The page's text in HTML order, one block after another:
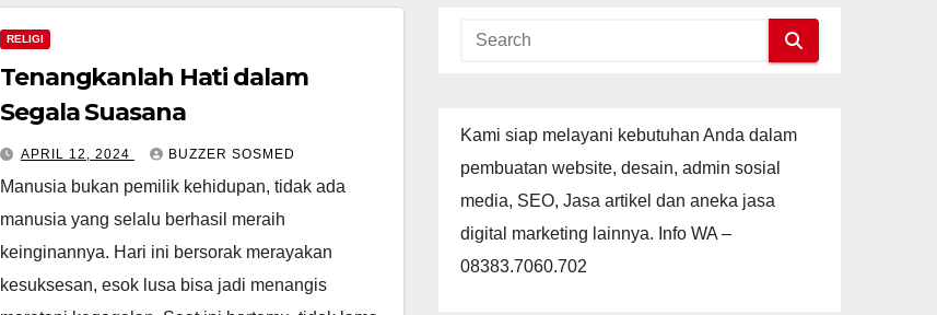
RELIGI
Tenangkanlah Hati dalam
Segala Suasana
APRIL 12, 2024 BUZZER SOSMED
Manusia bukan pemilik kehidupan, tidak ada
manusia yang selalu berhasil meraih
keinginannya. Hari ini bersorak merayakan
kesuksesan, esok lusa bisa jadi menangis
Kami siap melayani kebutuhan Anda dalam
pembuatan website, desain, admin sosial
media, SEO, Jasa artikel dan aneka jasa
digital marketing lainnya. Info WA –
08383.7060.702